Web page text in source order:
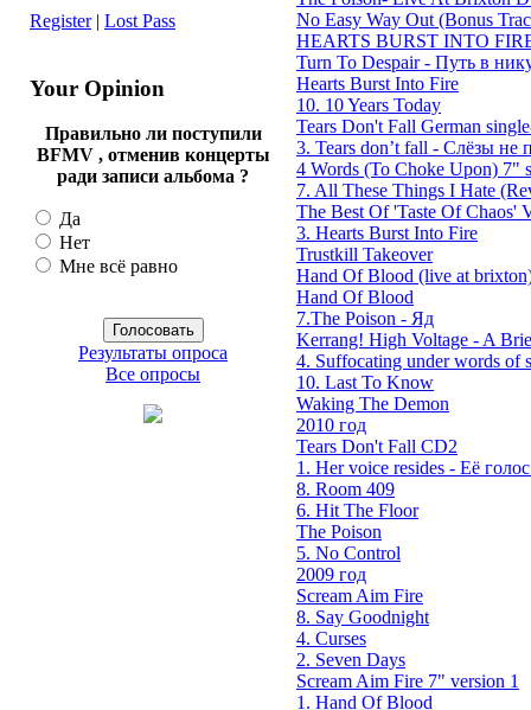
Register| Lost Pass
Your Opinion
Правильно ли поступили
BFMV , отменив концерты
ради записи альбома ?
Да
Нет
Мне всё равно
Результаты опроса
Все опросы
No Easy Way Out (Bonus
HEARTS BURST INTO
Turn To Despair - Путь в
Hearts Burst Into Fire
10. 10 Years Today
Tears Don't Fall German
3. Tears don’t fall - Слёзы не
4 Words (To Choke Upon) 7"
7. All These Things I Hate
The Best Of 'Taste Of Chaos'
3. Hearts Burst Into Fire
Trustkill Takeover
Hand Of Blood (live at
Hand Of Blood
7.The Poison - Яд
Kerrang! High Voltage - A
4. Suffocating under words of
10. Last To Know
Waking The Demon
2010 год
Tears Don't Fall CD2
1. Her voice resides - Её
8. Room 409
6. Hit The Floor
The Poison
5. No Control
2009 год
Scream Aim Fire
8. Say Goodnight
4. Curses
2. Seven Days
Scream Aim Fire 7" version 1
1. Hand Of Blood